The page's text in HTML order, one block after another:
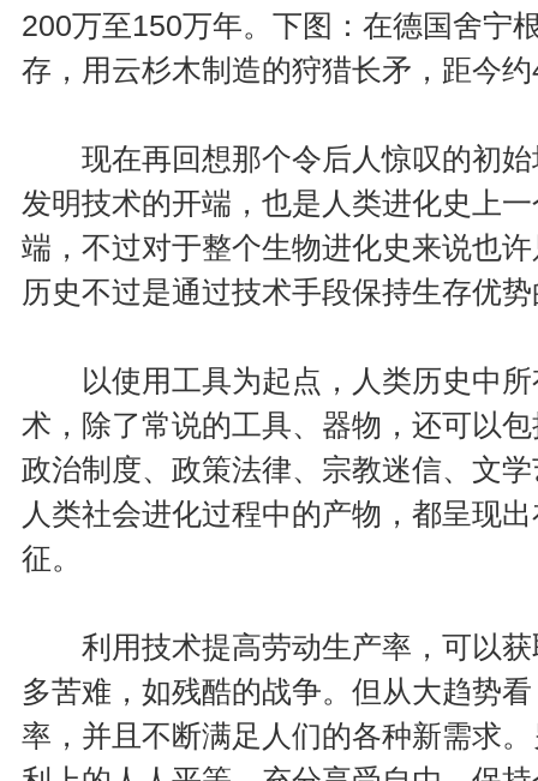
200万至150万年。下图：在德国舍宁
存，用云杉木制造的狩猎长矛，距今
现在再回想那个令后人惊叹的初始
发明技术的开端，也是人类进化史上
端，不过对于整个生物进化史来说也
历史不过是通过技术手段保持生存优
以使用工具为起点，人类历史中所
术，除了常说的工具、器物，还可以
政治制度、政策法律、宗教迷信、文
人类社会进化过程中的产物，都呈现
征。
利用技术提高劳动生产率，可以获
多苦难，如残酷的战争。但从大趋势
率，并且不断满足人们的各种新需求